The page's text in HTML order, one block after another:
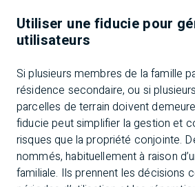
Utiliser une fiducie pour
utilisateurs
Si plusieurs membres de la famille
résidence secondaire, ou si
parcelles de terrain doivent
fiducie peut simplifier la gestion et
risques que la propriété conjointe.
nommés, habituellement à raison
familiale. Ils prennent les décisions